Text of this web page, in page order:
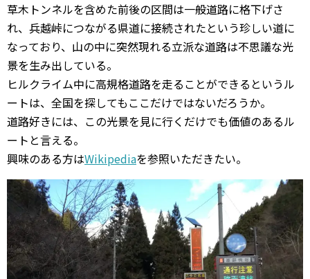
草木トンネルを含めた前後の区間は一般道路に格下げさ
れ、兵越峠につながる県道に接続されたという珍しい道に
なっており、山の中に突然現れる立派な道路は不思議な光
景を生み出している。
ヒルクライム中に高規格道路を走ることができるというル
ートは、全国を探してもここだけではないだろうか。
道路好きには、この光景を見に行くだけでも価値のあるル
ートと言える。
興味のある方はWikipediaを参照いただきたい。